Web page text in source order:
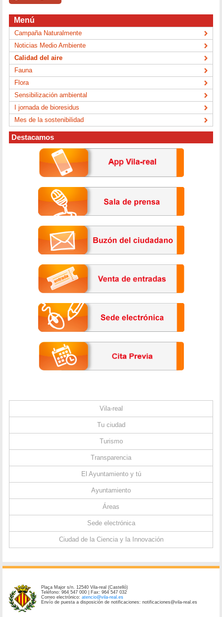
Menú
Campaña Naturalmente
Noticias Medio Ambiente
Calidad del aire
Fauna
Flora
Sensibilización ambiental
I jornada de bioresidus
Mes de la sostenibilidad
Destacamos
Vila-real
Tu ciudad
Turismo
Transparencia
El Ayuntamiento y tú
Ayuntamiento
Áreas
Sede electrónica
Ciudad de la Ciencia y la Innovación
Plaça Major s/n. 12540 Vila-real (Castelló)
Teléfono: 964 547 000 | Fax: 964 547 032
Correo electrónico:atencio@vila-real.es
Envío de puesta a disposición de notificaciones: notificaciones@vila-real.es